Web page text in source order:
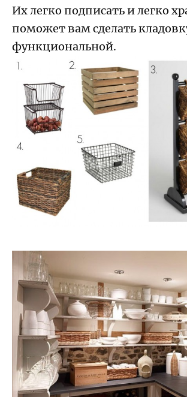
Их легко подписать и легко
поможет вам сделать
функциональной.